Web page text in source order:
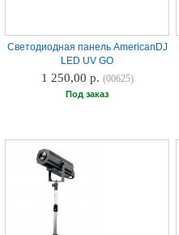
Светодиодная панель AmericanDJ
LED UV GO
1 250,00 р. (00625)
Под заказ